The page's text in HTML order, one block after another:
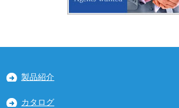
製品紹介
カタログ